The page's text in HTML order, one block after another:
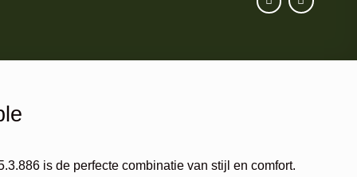
is de perfecte combinatie van stijl en comfort.